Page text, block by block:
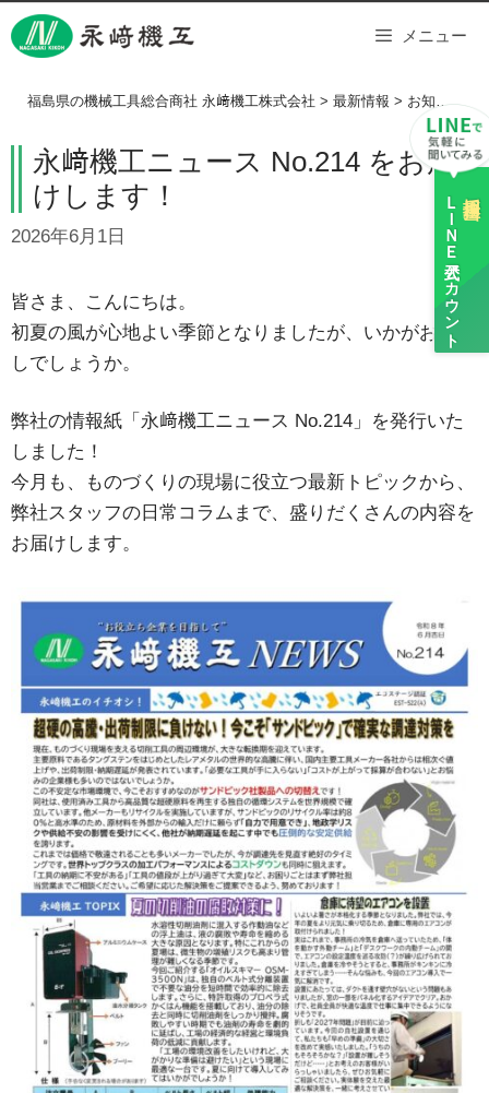
Skip
to
ＬＩＮＥ
公式アカウント
メニュー
福島県の機械工具総合商社 永﨑機工株式会社 > 最新情報 > お知らせ >
永﨑機工ニュース No.214 をお届
けします！
2026年6月1日
皆さま、こんにちは。
初夏の風が心地よい季節となりましたが、いかがお過ご
しでしょうか。
弊社の情報紙「永﨑機工ニュース No.214」を発行いた
しました！
今月も、ものづくりの現場に役立つ最新トピックから、
弊社スタッフの日常コラムまで、盛りだくさんの内容を
お届けします。